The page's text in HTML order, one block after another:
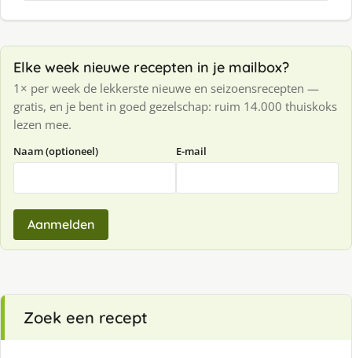
Elke week nieuwe recepten in je mailbox?
1× per week de lekkerste nieuwe en seizoensrecepten —
gratis, en je bent in goed gezelschap: ruim 14.000 thuiskoks
lezen mee.
Naam (optioneel) E-mail
Aanmelden
Zoek een recept